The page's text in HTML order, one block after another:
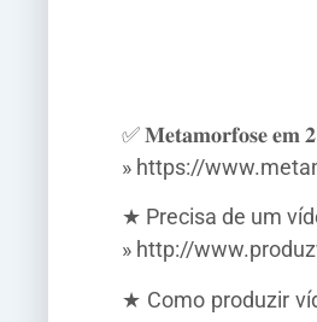
✅ 𝐌𝐞𝐭𝐚𝐦𝐨𝐫𝐟𝐨𝐬𝐞 𝐞𝐦
» https://
★ Precisa de um
» http://
★ Como produzir